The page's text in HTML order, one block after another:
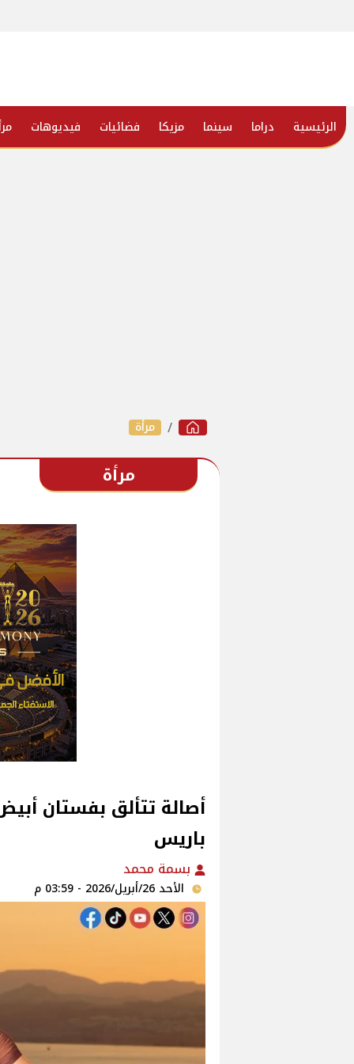
الرئيسية دراما سينما مزيكا فضائيات فيديوهات
مرأة
مرأة
أصالة تتألق بفستان
باريس
بسمة محمد
الأحد 26/أبريل/2026 - 03:59 م